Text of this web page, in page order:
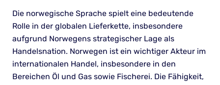
Die norwegische Sprache spielt eine bedeutende
Rolle in der globalen Lieferkette, insbesondere
aufgrund Norwegens strategischer Lage als
Handelsnation. Norwegen ist ein wichtiger Akteur im
internationalen Handel, insbesondere in den
Bereichen Öl und Gas sowie Fischerei. Die Fähigkeit,